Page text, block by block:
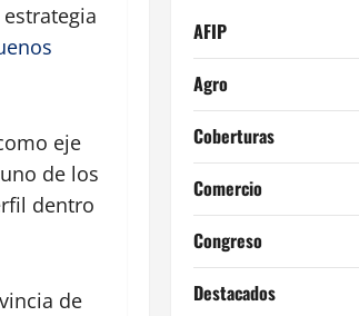
eje
de los
dentro
de
AFIP
Agro
Coberturas
Comercio
Congreso
Destacados